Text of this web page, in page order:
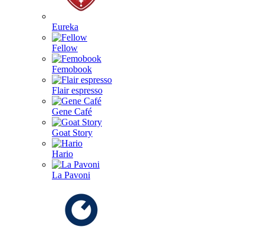
Eureka
Fellow
Femobook
Flair espresso
Gene Café
Goat Story
Hario
La Pavoni